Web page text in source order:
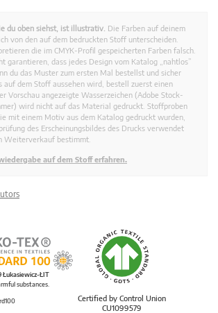
du oben siehst, ist illustrativ. Die Farben auf deinem
von den auf dem bedruckten Stoff unterscheiden.
die im CMYK-Profil gespeicherten Farben falsch.
garantieren, dass jedes Design vom Katalog „nahtlos”
du das Muster zum ersten Mal bestellst und sicher
auf dem Stoff aussehen wird, bestell zuerst einen
Vorschau angezeigte Wasserzeichen (Adobe Stock-
wird nicht auf das Material gedruckt. Stoffproben
mit einem Motiv aus dem Katalog gedruckt wurden,
des Erscheinungsbildes des Drucks verwendet
Weiterverkauf bestimmt.
auf dem Stoff erfahren.
Certified by Control Union
CU1099579
Łukasiewicz-ŁIT
substances.